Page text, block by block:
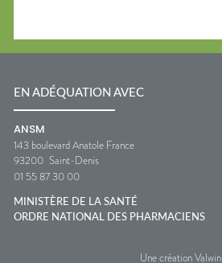
EN ADÉQUATION AVEC
ANSM
143 boulevard Anatole France
93200 Saint-Denis
01 55 87 30 00
MINISTÈRE DE LA SANTÉ
ORDRE NATIONAL DES PHARMACIENS
Une création Valwin